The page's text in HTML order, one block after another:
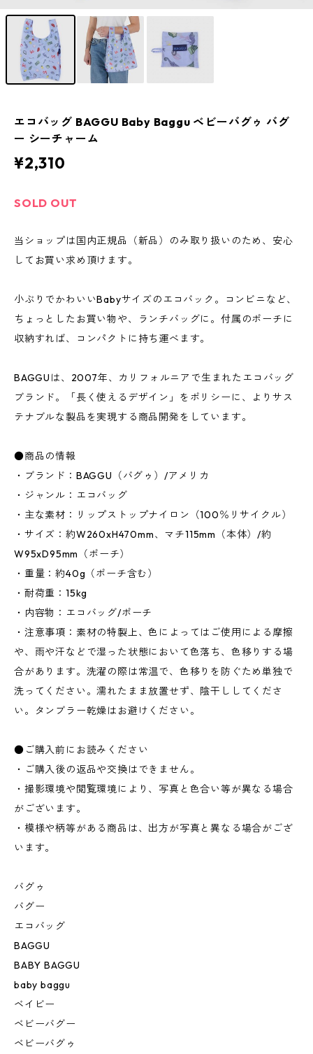
エコバッグ BAGGU Baby Baggu ベビーバグゥ バグ
ー シーチャーム
¥2,310
SOLD OUT
当ショップは国内正規品（新品）のみ取り扱いのため、安心
してお買い求め頂けます。
小ぶりでかわいいBabyサイズのエコバック。コンビニなど、
ちょっとしたお買い物や、ランチバッグに。付属のポーチに
収納すれば、コンパクトに持ち運べます。
BAGGUは、2007年、カリフォルニアで生まれたエコバッグ
ブランド。「長く使えるデザイン」をポリシーに、よりサス
テナブルな製品を実現する商品開発をしています。
●商品の情報
・ブランド：BAGGU（バグゥ）/アメリカ
・ジャンル：エコバッグ
・主な素材：リップストップナイロン（100％リサイクル）
・サイズ：約W260xH470mm、マチ115mm（本体）/約
W95xD95mm（ポーチ）
・重量：約40g（ポーチ含む）
・耐荷重：15kg
・内容物：エコバッグ/ポーチ
・注意事項：素材の特製上、色によってはご使用による摩擦
や、雨や汗などで湿った状態において色落ち、色移りする場
合があります。洗濯の際は常温で、色移りを防ぐため単独で
洗ってください。濡れたまま放置せず、陰干ししてくださ
い。タンブラー乾燥はお避けください。
●ご購入前にお読みください
・ご購入後の返品や交換はできません。
・撮影環境や閲覧環境により、写真と色合い等が異なる場合
がございます。
・模様や柄等がある商品は、出方が写真と異なる場合がござ
います。
バグゥ
バグー
エコバッグ
BAGGU
BABY BAGGU
baby baggu
ベイビー
ベビーバグー
ベビーバグゥ